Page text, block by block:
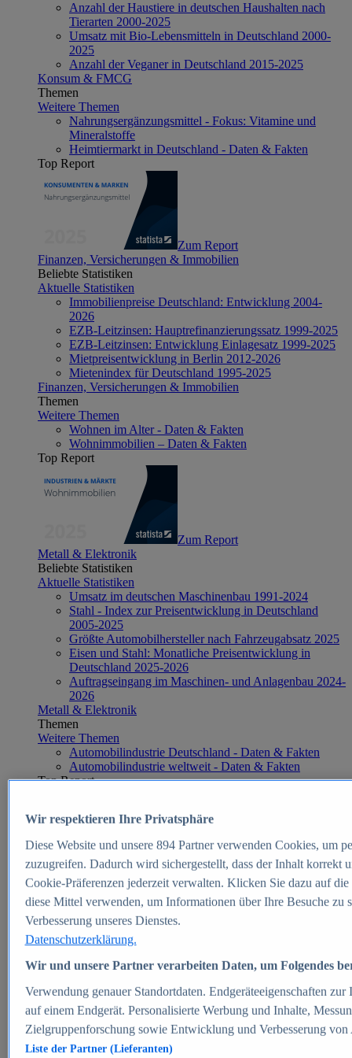
Anzahl der Haustiere in deutschen Haushalten nach
Tierarten 2000-2025
Umsatz mit Bio-Lebensmitteln in Deutschland 2000-
2025
Anzahl der Veganer in Deutschland 2015-2025
Konsum & FMCG
Themen
Weitere Themen
Nahrungsergänzungsmittel - Fokus: Vitamine und
Mineralstoffe
Heimtiermarkt in Deutschland - Daten & Fakten
Top Report
Zum Report
Finanzen, Versicherungen & Immobilien
Beliebte Statistiken
Aktuelle Statistiken
Immobilienpreise Deutschland: Entwicklung 2004-
2026
EZB-Leitzinsen: Hauptrefinanzierungssatz 1999-2025
EZB-Leitzinsen: Entwicklung Einlagesatz 1999-2025
Mietpreisentwicklung in Berlin 2012-2026
Mietenindex für Deutschland 1995-2025
Finanzen, Versicherungen & Immobilien
Themen
Weitere Themen
Wohnen im Alter - Daten & Fakten
Wohnimmobilien – Daten & Fakten
Top Report
Zum Report
Metall & Elektronik
Beliebte Statistiken
Aktuelle Statistiken
Umsatz im deutschen Maschinenbau 1991-2024
Stahl - Index zur Preisentwicklung in Deutschland
2005-2025
Größte Automobilhersteller nach Fahrzeugabsatz 2025
Eisen und Stahl: Monatliche Preisentwicklung in
Deutschland 2025-2026
Auftragseingang im Maschinen- und Anlagenbau 2024-
2026
Metall & Elektronik
Themen
Weitere Themen
Automobilindustrie Deutschland - Daten & Fakten
Automobilindustrie weltweit - Daten & Fakten
Top Report
Zum Report
E-commerce
Beliebte Statistiken
Aktuelle Statistiken
E-Commerce - Entwicklung des Umsatzes in
Deutschland 1999-2025
Umsatz von Amazon in Deutschland und weltweit
2010-2025
B2C-E-Commerce: Top-50 Online Shops in
Deutschland 2024
Marktanteile von Online-Zahlungsverfahren in
Deutschland 2024
Umsatzstarke Warengruppen im Online-Handel in
Deutschland 2023-2025
Wir respektieren Ihre Privatsphäre
Diese Website und unsere 894Partner verwenden Cookies, um
zuzugreifen. Dadurch wird sichergestellt, dass der Inhalt korrekt
Cookie-Präferenzen jederzeit verwalten. Klicken Sie dazu auf
diese Mittel verwenden, um Informationen über Ihre Besuche
Verbesserung unseres Dienstes.
Datenschutzerklärung.
Wir und unsere Partner verarbeiten Daten, um Folgendes
Verwendung genauer Standortdaten. Endgeräteeigenschaften
auf einem Endgerät. Personalisierte Werbung und Inhalte,
Zielgruppenforschung sowie Entwicklung und Verbesserung von
Liste der Partner (Lieferanten)